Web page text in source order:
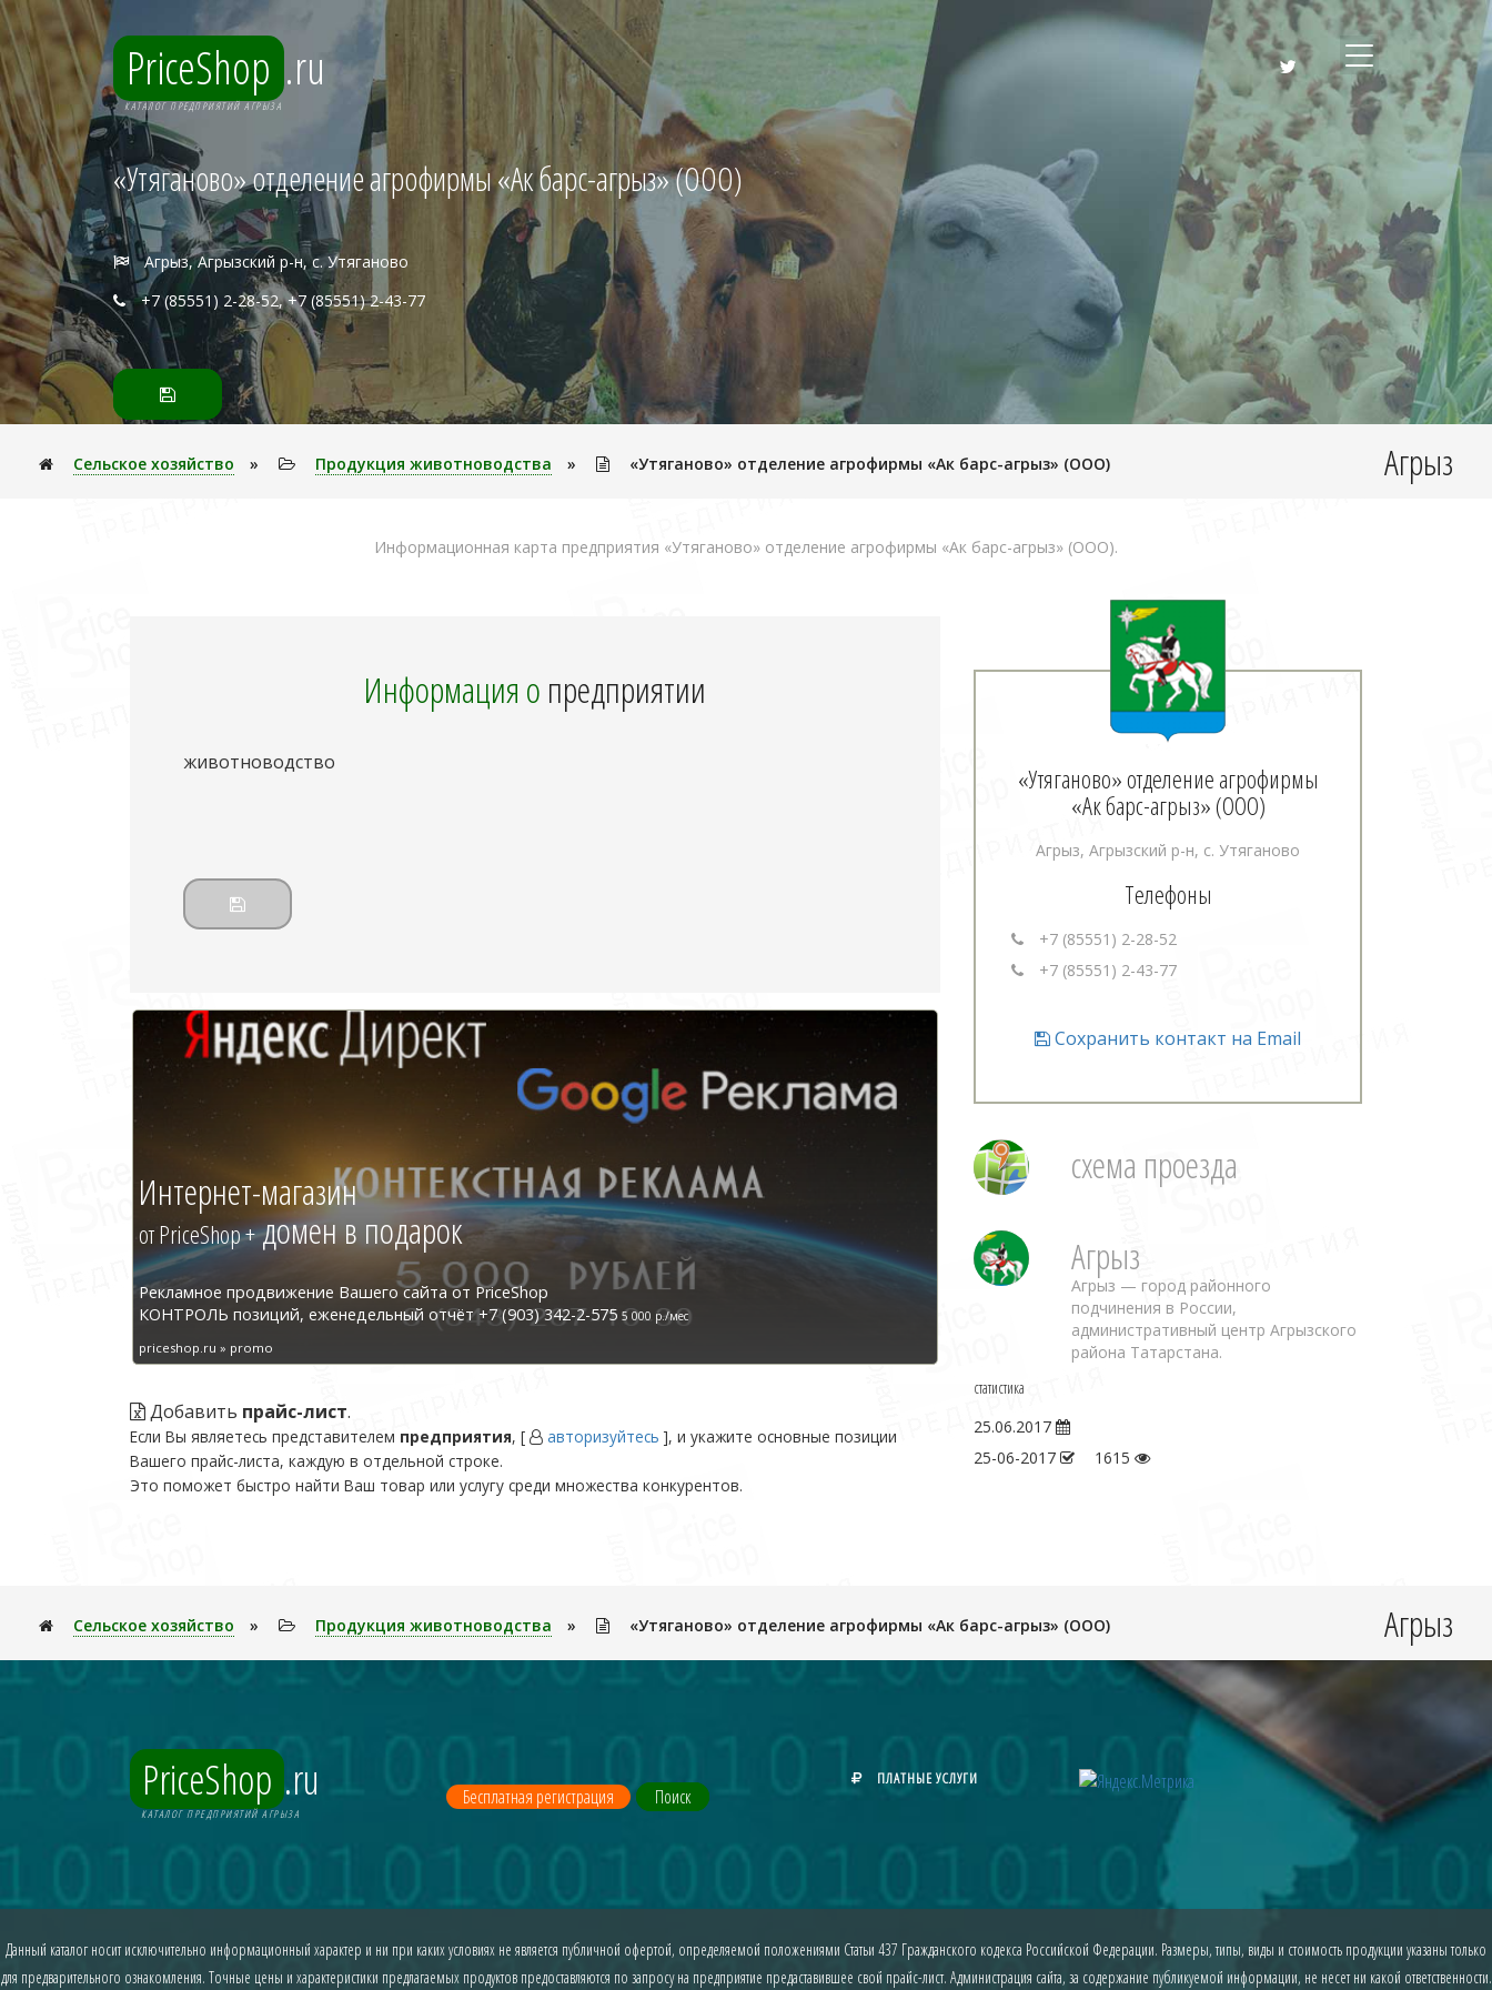
PriceShop .ru
КАТАЛОГ ПРЕДПРИЯТИЙ АГРЫЗА
«Утяганово» отделение агрофирмы «Ак барс-агрыз» (ООО)
Агрыз, Агрызский р-н, с. Утяганово
+7 (85551) 2-28-52, +7 (85551) 2-43-77
Сельское хозяйство » Продукция животноводства » «Утяганово» отделение агрофирмы «Ак барс-агрыз» (ООО) Агрыз
Информационная карта предприятия «Утяганово» отделение агрофирмы «Ак барс-агрыз» (ООО).
Информация о предприятии
животноводство
Интернет-магазин
от PriceShop +домен в подарок
Рекламное продвижение Вашего сайта от PriceShop
КОНТРОЛЬ позиций, еженедельный отчёт +7 (903) 342-2-575 5 000 р./мес
priceshop.ru » promo
Добавить прайс-лист.
Если Вы являетесь представителем предприятия, [ авторизуйтесь ], и укажите основные позиции
Вашего прайс-листа, каждую в отдельной строке.
Это поможет быстро найти Ваш товар или услугу среди множества конкурентов.
«Утяганово» отделение агрофирмы
«Ак барс-агрыз» (ООО)
Агрыз, Агрызский р-н, с. Утяганово
Телефоны
+7 (85551) 2-28-52
+7 (85551) 2-43-77
Сохранить контакт на Email
схема проезда
Агрыз
Агрыз — город районного
подчинения в России,
административный центр Агрызского
района Татарстана.
статистика
25.06.2017
25-06-2017
1615
Сельское хозяйство » Продукция животноводства » «Утяганово» отделение агрофирмы «Ак барс-агрыз» (ООО) Агрыз
PriceShop .ru
КАТАЛОГ ПРЕДПРИЯТИЙ АГРЫЗА
Бесплатная регистрация Поиск
ПЛАТНЫЕ УСЛУГИ
Данный каталог носит исключительно информационный характер и ни при каких условиях не является публичной офертой, определяемой положениями Статьи 437 Гражданского кодекса Российской Федерации. Размеры, типы, виды и стоимость продукции указаны только
для предварительного ознакомления. Точные цены и характеристики предлагаемых продуктов предоставляются по запросу на предприятие предаставившее свой прайс-лист. Администрация сайта, за содержание публикуемой информации, не несет ни какой ответственности.